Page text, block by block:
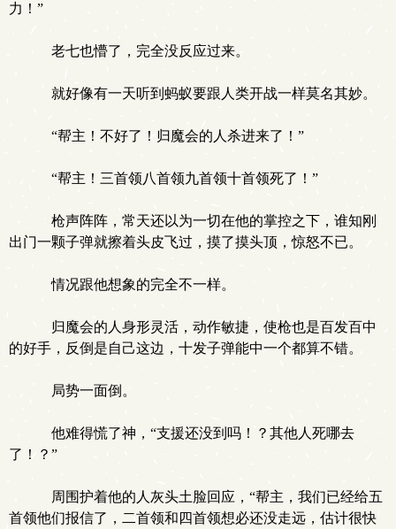
力！”
老七也懵了，完全没反应过来。
就好像有一天听到蚂蚁要跟人类开战一样莫名其妙。
“帮主！不好了！归魔会的人杀进来了！”
“帮主！三首领八首领九首领十首领死了！”
枪声阵阵，常天还以为一切在他的掌控之下，谁知刚
出门一颗子弹就擦着头皮飞过，摸了摸头顶，惊怒不已。
情况跟他想象的完全不一样。
归魔会的人身形灵活，动作敏捷，使枪也是百发百中
的好手，反倒是自己这边，十发子弹能中一个都算不错。
局势一面倒。
他难得慌了神，“支援还没到吗！？其他人死哪去
了！？”
周围护着他的人灰头土脸回应，“帮主，我们已经给五
首领他们报信了，二首领和四首领想必还没走远，估计很快